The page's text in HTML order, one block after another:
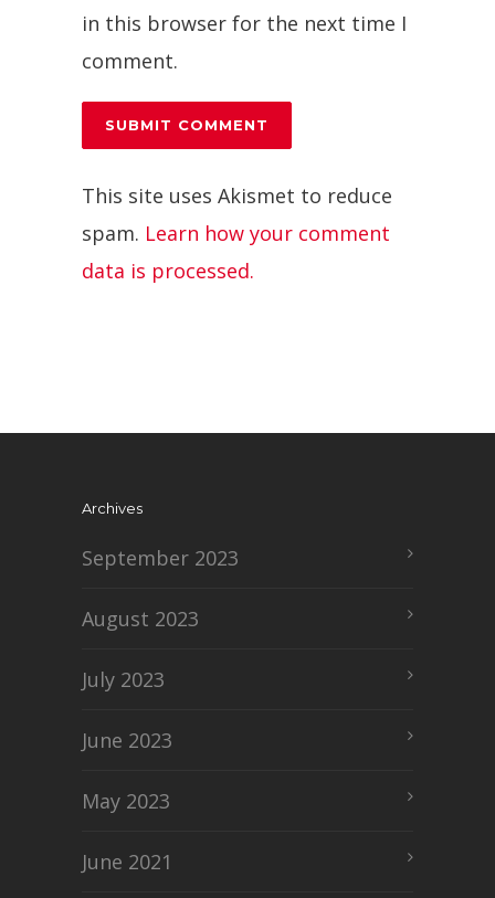
in this browser for the next time I
comment.
This site uses Akismet to reduce
spam. Learn how your comment
data is processed.
Archives
September 2023
August 2023
July 2023
June 2023
May 2023
June 2021